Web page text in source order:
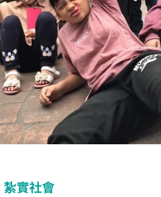
紮實社會